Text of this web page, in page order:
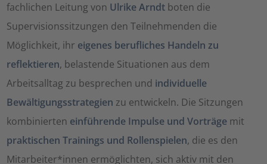
fachlichen Leitung von Ulrike Arndt boten die
Supervisionssitzungen den Teilnehmenden die
Möglichkeit, ihr eigenes berufliches Handeln zu
reflektieren, belastende Situationen aus dem
Arbeitsalltag zu besprechen und individuelle
Bewältigungsstrategien zu entwickeln. Die Sitzungen
kombinierten einführende Impulse und Vorträge mit
praktischen Trainings und Rollenspielen, die es den
Mitarbeiter*innen ermöglichten, sich aktiv mit den